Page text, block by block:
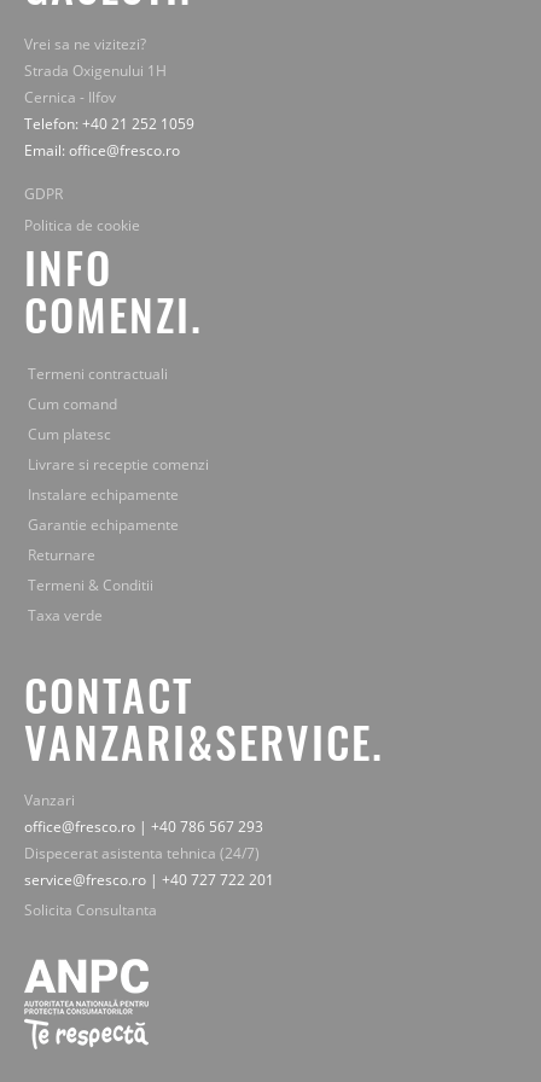
Vrei sa ne vizitezi?
Strada Oxigenului 1H
Cernica - Ilfov
Telefon: +40 21 252 1059
Email: office@fresco.ro
GDPR
Politica de cookie
INFO
COMENZI.
Termeni contractuali
Cum comand
Cum platesc
Livrare si receptie comenzi
Instalare echipamente
Garantie echipamente
Returnare
Termeni & Conditii
Taxa verde
CONTACT
VANZARI&SERVICE.
Vanzari
office@fresco.ro | +40 786 567 293
Dispecerat asistenta tehnica (24/7)
service@fresco.ro | +40 727 722 201
Solicita Consultanta